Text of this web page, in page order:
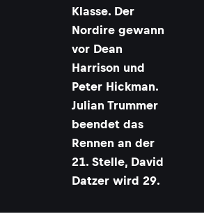
Klasse. Der
Nordire gewann
vor Dean
Harrison und
Peter Hickman.
Julian Trummer
beendet das
Rennen an der
21. Stelle, David
Datzer wird 29.